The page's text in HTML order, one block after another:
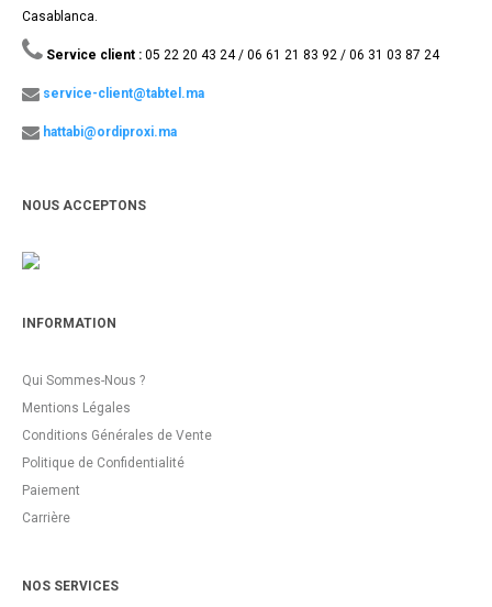
Casablanca.
Service client : 05 22 20 43 24 / 06 61 21 83 92 / 06 31 03 87 24
service-client@tabtel.ma
hattabi@ordiproxi.ma
NOUS ACCEPTONS
INFORMATION
Qui Sommes-Nous ?
Mentions Légales
Conditions Générales de Vente
Politique de Confidentialité
Paiement
Carrière
NOS SERVICES